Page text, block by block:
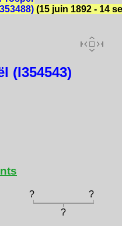
(15 juin 1892 - 14
(I354543)
?
?
?